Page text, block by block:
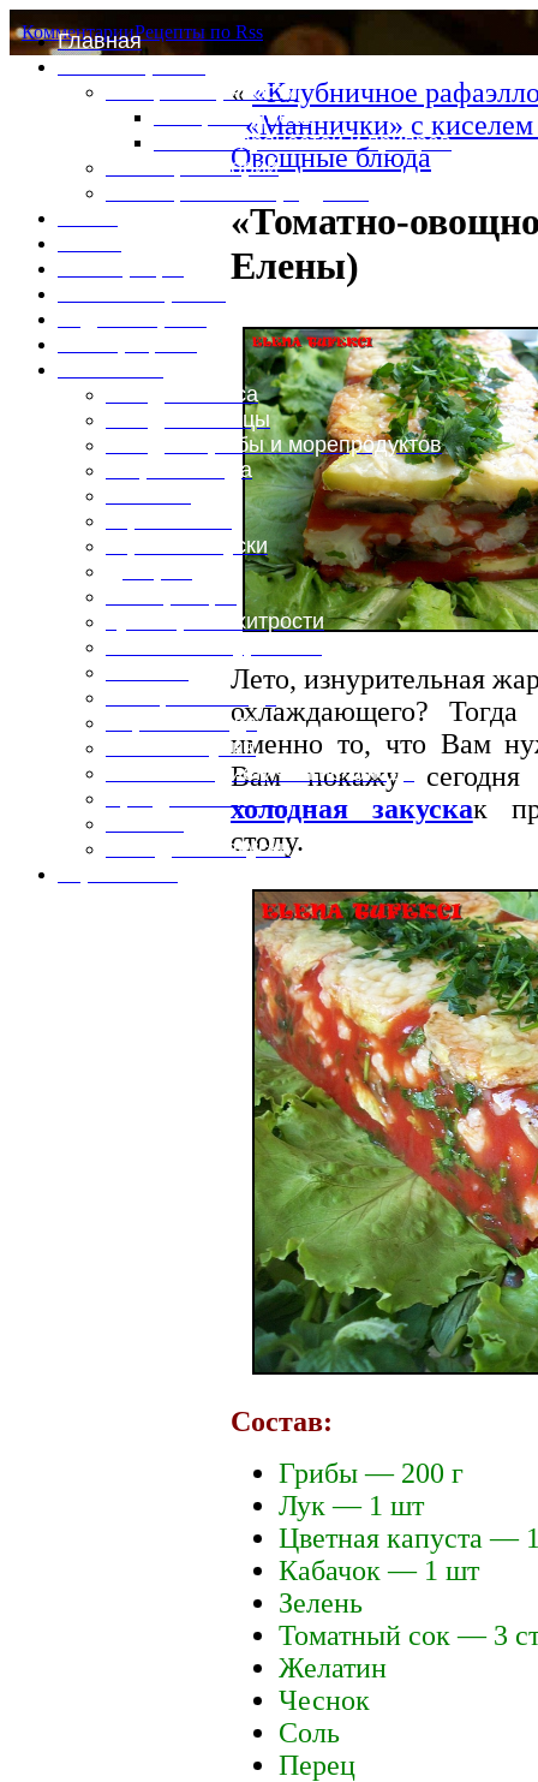
Главная
Специи и пряности
Специи и диета
Каталог пряностей и приправ
Таблица калорий
Блюда из мяса
Блюда из птицы
Блюда из рыбы и морепродуктов
Вторые блюда
Горячие закуски
Кулинарные хитрости
Первые блюда
Полевая кухня
Постные и диетические блюда
Холодные закуски
КомментарииРецепты по Rss
««Клубничное
«Маннички» с
Овощные блюда
«Томатно-
Елены)
Лето, изнурительная
охлаждающего? Тогда
именно то, что Вам
Вам покажу
холодная закускак
столу.
Состав:
Грибы — 200 г
Лук — 1 шт
Цветная капуста —
Кабачок — 1 шт
Зелень
Томатный сок — 3
Желатин
Чеснок
Соль
Перец